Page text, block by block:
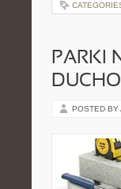
PARKI
POSTED BY